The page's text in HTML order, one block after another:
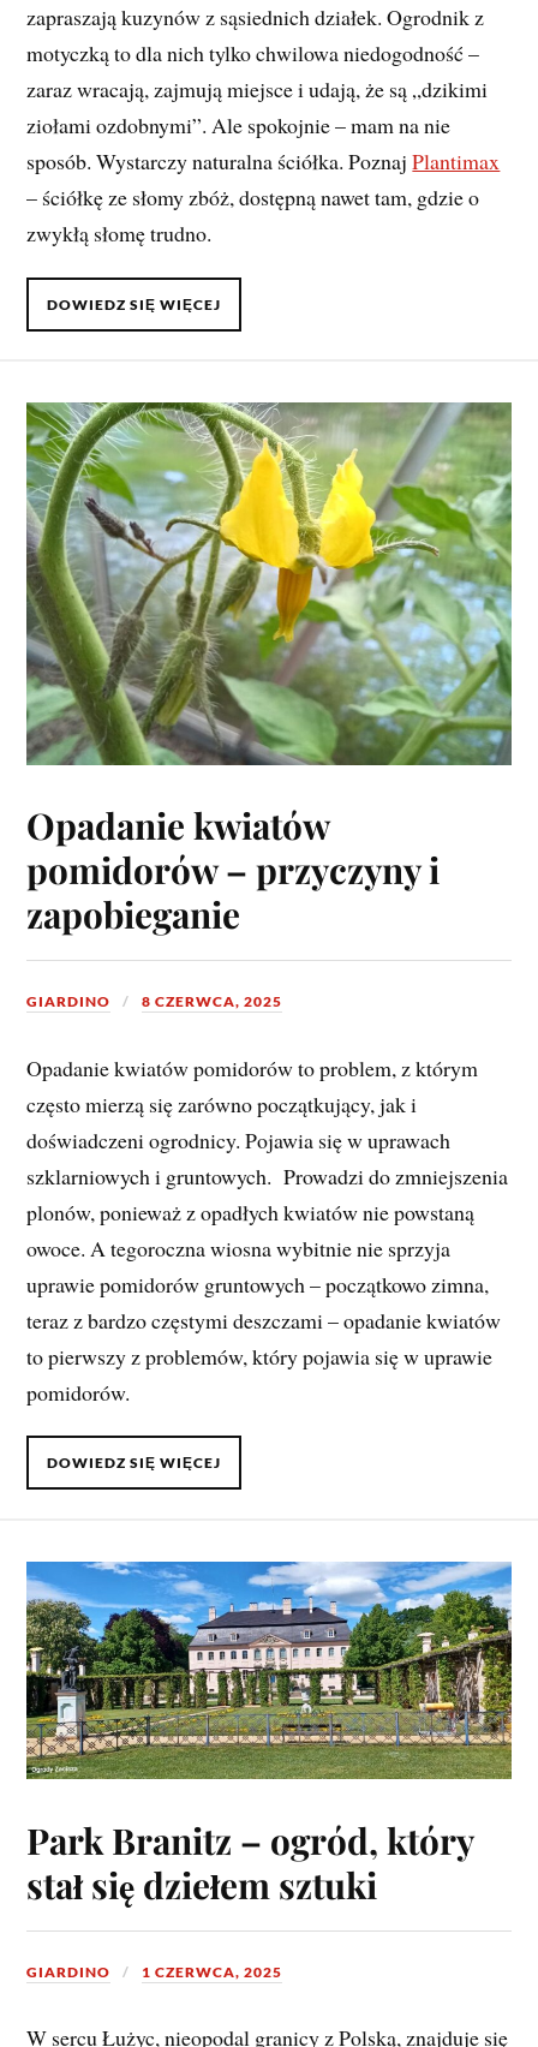
zapraszają kuzynów z sąsiednich działek. Ogrodnik z
motyczką to dla nich tylko chwilowa niedogodność –
zaraz wracają, zajmują miejsce i udają, że są „dzikimi
ziołami ozdobnymi”. Ale spokojnie – mam na nie
sposób. Wystarczy naturalna ściółka. PoznajPlantimax
– ściółkę ze słomy zbóż, dostępną nawet tam, gdzie o
zwykłą słomę trudno.
DOWIEDZ SIĘ WIĘCEJ
Opadanie kwiatów
pomidorów – przyczyny i
zapobieganie
GIARDINO 8 CZERWCA, 2025
Opadanie kwiatów pomidorów to problem, z którym
często mierzą się zarówno początkujący, jak i
doświadczeni ogrodnicy. Pojawia się w uprawach
szklarniowych i gruntowych. Prowadzi do zmniejszenia
plonów, ponieważ z opadłych kwiatów nie powstaną
owoce. A tegoroczna wiosna wybitnie nie sprzyja
uprawie pomidorów gruntowych – początkowo zimna,
teraz z bardzo częstymi deszczami – opadanie kwiatów
to pierwszy z problemów, który pojawia się w uprawie
pomidorów.
DOWIEDZ SIĘ WIĘCEJ
Park Branitz – ogród, który
stał się dziełem sztuki
GIARDINO 1 CZERWCA, 2025
W sercu Łużyc, nieopodal granicy z Polską, znajduje się